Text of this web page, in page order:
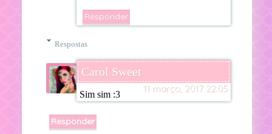
Responder
Respostas
Carol Sweet
11 março, 2017 22:05
Sim sim :3
Responder